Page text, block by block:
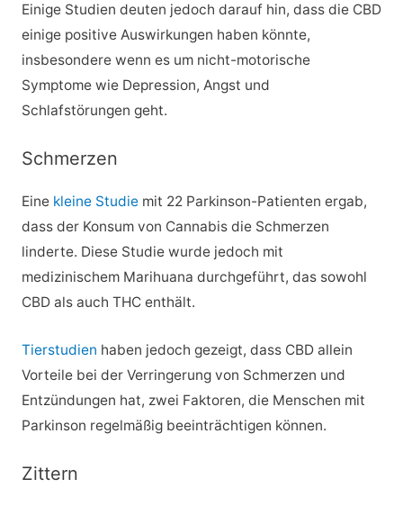
Einige Studien deuten jedoch darauf hin, dass die CBD
einige positive Auswirkungen haben könnte,
insbesondere wenn es um nicht-motorische
Symptome wie Depression, Angst und
Schlafstörungen geht.
Schmerzen
Eine kleine Studiemit 22 Parkinson-Patienten ergab,
dass der Konsum von Cannabis die Schmerzen
linderte. Diese Studie wurde jedoch mit
medizinischem Marihuana durchgeführt, das sowohl
CBD als auch THC enthält.
Tierstudien haben jedoch gezeigt, dass CBD allein
Vorteile bei der Verringerung von Schmerzen und
Entzündungen hat, zwei Faktoren, die Menschen mit
Parkinson regelmäßig beeinträchtigen können.
Zittern